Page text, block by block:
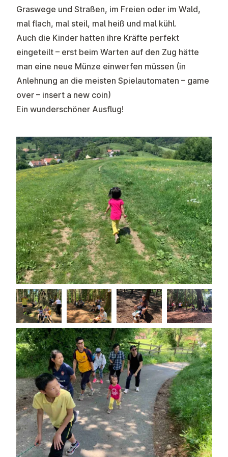
Graswege und Straßen, im Freien oder im Wald,
mal flach, mal steil, mal heiß und mal kühl.
Auch die Kinder hatten ihre Kräfte perfekt
eingeteilt – erst beim Warten auf den Zug hätte
man eine neue Münze einwerfen müssen (in
Anlehnung an die meisten Spielautomaten – game
over – insert a new coin)
Ein wunderschöner Ausflug!